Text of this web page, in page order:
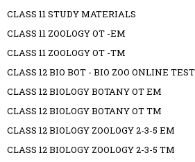
CLASS 11 STUDY MATERIALS
CLASS 11 ZOOLOGY OT -EM
CLASS 11 ZOOLOGY OT -TM
CLASS 12 BIO BOT - BIO ZOO ONLINE
CLASS 12 BIOLOGY BOTANY OT EM
CLASS 12 BIOLOGY BOTANY OT TM
CLASS 12 BIOLOGY ZOOLOGY 2-3-5 EM
CLASS 12 BIOLOGY ZOOLOGY 2-3-5 TM